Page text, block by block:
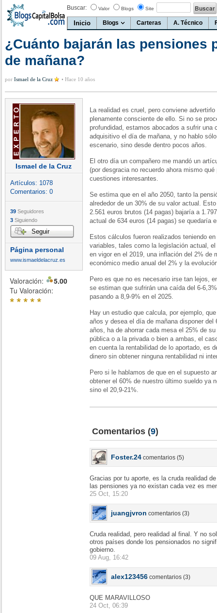
Buscar: Valor Blogs Site
Inicio Blogs Carteras A. Técnico
¿Cuánto bajarán las pensiones
de mañana?
por Ismael de la Cruz • Hace 10 años
Ismael de la Cruz
Artículos: 1078
Comentarios: 0
39 Seguidores
3 Siguiendo
Seguir
Página personal
www.ismaeldelacruz.es
Valoración:
5.00
Tu Valoración:
*****
La realidad es cruel, pero conviene
plenamente consciente de ello. Si no se
profundidad, estamos abocados a sufrir una
adquisitivo el día de mañana, y no hablo
escenario, sino desde dentro pocos años.
El otro día un compañero me mandó un
(por desgracia no recuerdo ahora mismo
cuestiones interesantes.
Se estima que en el año 2050, tanto la
alrededor de un 30% de su valor actual.
2.561 euros brutos (14 pagas) bajaría a
actual de 634 euros (14 pagas) se quedaría
Estos cálculos fueron realizados teniendo
variables, tales como la legislación actual,
en vigor en el 2019, una inflación del 2% de
económico medio anual del 2% y la
Pero es que no es necesario irse tan lejos,
se estiman que sufrirán una caída del 6-
pasando a 8,9-9% en el 2025.
Hay un estudio que calcula, por ejemplo,
años y desea el día de mañana disponer
años, ha de ahorrar cada mesa el 25% de
pública o a la privada o bien a ambas, el
en cuenta la rentabilidad de lo aportado, es
dinero sin obtener ninguna rentabilidad ni
Pero si le hablamos de que en el supuesto
obtener el 60% de nuestro último sueldo ya
sino el 20,9-21%.
Comentarios (9)
Foster.24 comentarios (5)
Gracias por tu aporte, es la cruda realidad
las pensiones ya no existan cada vez es
25 Oct, 15:20
juangjvron comentarios (3)
Cruda realidad, pero realidad al final. Y no
otros países donde los pensionados no
gobierno.
09 Aug, 16:42
alex123456 comentarios (3)
QUE MARAVILLOSO
24 Oct, 06:39